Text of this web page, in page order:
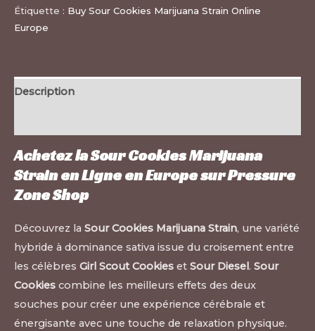
Étiquette : Buy Sour Cookies Marijuana Strain Online
Europe
Description
Achetez la Sour Cookies Marijuana
Strain en Ligne en Europe surPressure
Zone Shop
Découvrez la Sour Cookies Marijuana Strain, une variété
hybride à dominance sativa issue du croisement entre
les célèbres Girl Scout Cookies et Sour Diesel. Sour
Cookies combine les meilleurs effets des deux
souches pour créer une expérience cérébrale et
énergisante avec une touche de relaxation physique.